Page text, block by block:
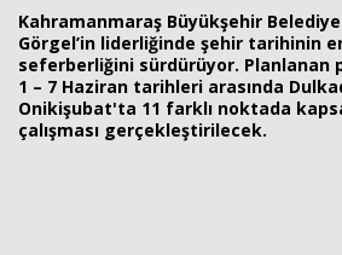
Kahramanmaraş Büyükşehir
Görgel’in liderliğinde şehir tarihinin
seferberliğini sürdürüyor. Planlanan
1 – 7 Haziran tarihleri arasında
Onikişubat'ta 11 farklı noktada
çalışması gerçekleştirilecek.